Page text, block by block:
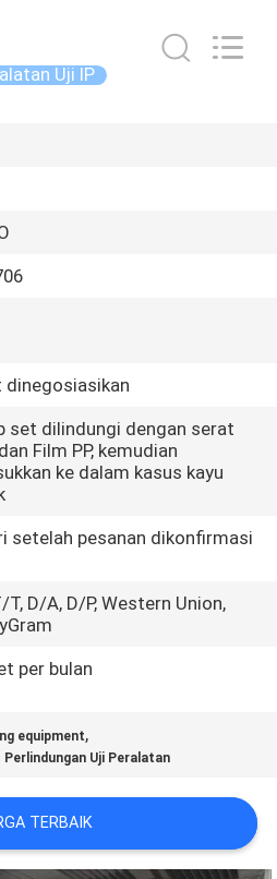
Uji IP
dinegosiasikan
set dilindungi dengan serat
Film PP, kemudian
ke dalam kasus kayu
setelah pesanan dikonfirmasi
T, D/A, D/P, Western Union,
per bulan
equipment,
Perlindungan Uji Peralatan
TERBAIK